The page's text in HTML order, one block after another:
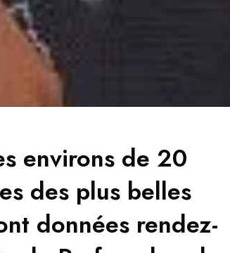
environs de 20
des plus belles
données rendez-